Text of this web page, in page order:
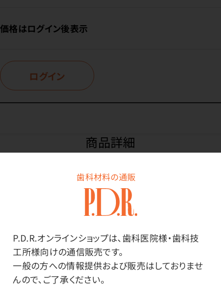
歯科材料の通販
P.D.R.オンラインショップは、歯科医院様・歯科技
工所様向けの通信販売です。
一般の方への情報提供および販売はしておりませ
んので、ご了承ください。
価格はログイン後表示
ログイン
商品詳細
イソプロパノール消毒液50％「カネイチ」同等品。手指、
皮膚、医療機器の消毒に。
外用殺菌消毒剤。
※本品の販売は歯科医院様に限らせていただきます。